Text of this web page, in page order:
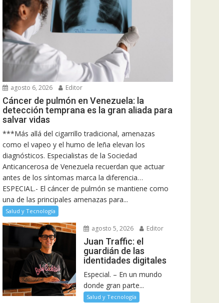
agosto 6, 2026 Editor
Cáncer de pulmón en Venezuela: la
detección temprana es la gran aliada para
salvar vidas
***Más allá del cigarrillo tradicional, amenazas
como el vapeo y el humo de leña elevan los
diagnósticos. Especialistas de la Sociedad
Anticancerosa de Venezuela recuerdan que actuar
antes de los síntomas marca la diferencia…
ESPECIAL.- El cáncer de pulmón se mantiene como
una de las principales amenazas para...
Salud y Tecnología
agosto 5, 2026 Editor
Juan Traffic: el
guardián de las
identidades digitales
Especial. – En un mundo
donde gran parte...
Salud y Tecnología